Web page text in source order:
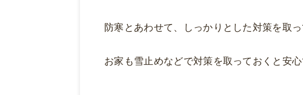
防寒とあわせて、しっかりとした対策を取っ
お家も雪止めなどで対策を取っておくと安心